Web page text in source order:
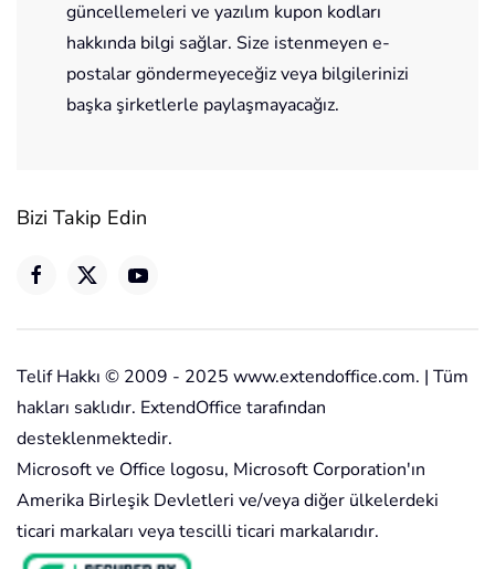
güncellemeleri ve yazılım kupon kodları
hakkında bilgi sağlar. Size istenmeyen e-
postalar göndermeyeceğiz veya bilgilerinizi
başka şirketlerle paylaşmayacağız.
Bizi Takip Edin
Telif Hakkı © 2009 - 2025 www.extendoffice.com. | Tüm
hakları saklıdır. ExtendOffice tarafından
desteklenmektedir.
Microsoft ve Office logosu, Microsoft Corporation'ın
Amerika Birleşik Devletleri ve/veya diğer ülkelerdeki
ticari markaları veya tescilli ticari markalarıdır.